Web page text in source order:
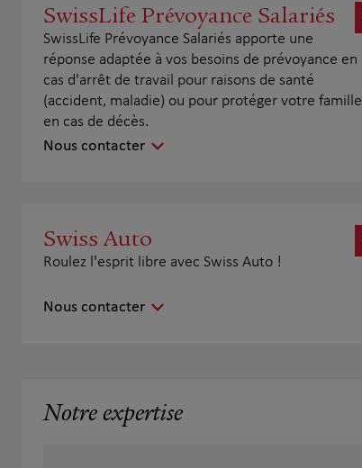
SwissLife Prévoyance Salariés
SwissLife Prévoyance Salariés apporte une
réponse adaptée à vos besoins de prévoyance en
cas d'arrêt de travail pour raisons de santé
(accident, maladie) ou pour protéger votre famille
en cas de décès.
Nous contacter
Swiss Auto
Roulez l'esprit libre avec Swiss Auto !
Nous contacter
Notre expertise